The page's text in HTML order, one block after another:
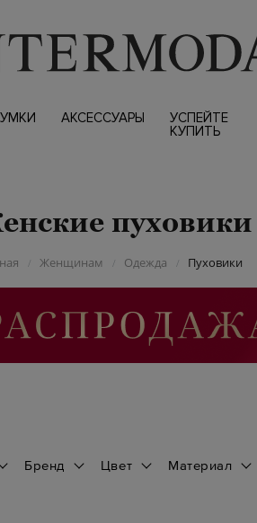
АКСЕССУАРЫ
УСПЕЙТЕ
КУПИТЬ
пуховики
/ Женщинам / Одежда / Пуховики
Бренд Цвет Материал